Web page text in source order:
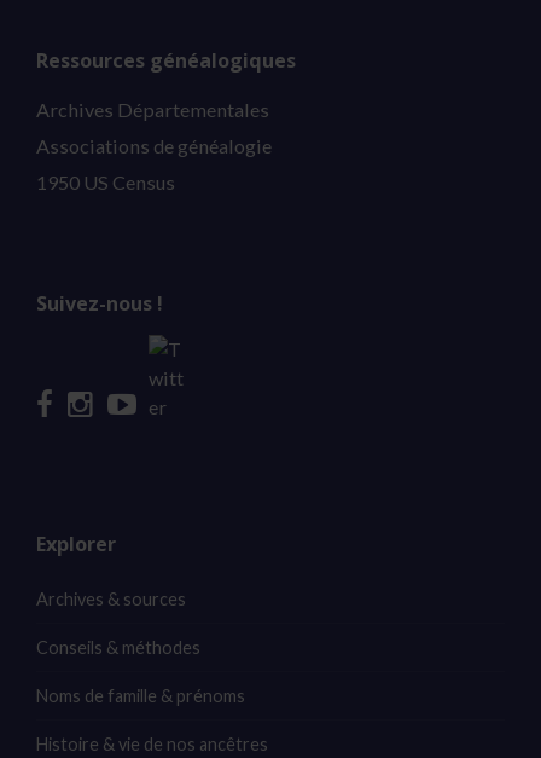
Ressources généalogiques
Archives Départementales
Associations de généalogie
1950 US Census
Suivez-nous !
Explorer
Archives & sources
Conseils & méthodes
Noms de famille & prénoms
Histoire & vie de nos ancêtres